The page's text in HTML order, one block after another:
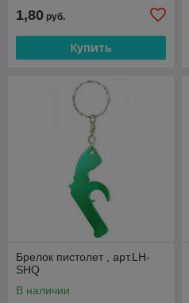
1,80 руб.
Купить
Брелок пистолет , арт.LH-
SHQ
В наличии